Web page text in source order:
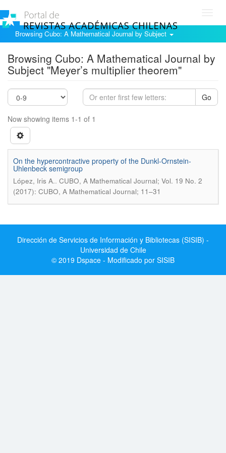
Browsing Cubo: A Mathematical Journal by Subject
Browsing Cubo: A Mathematical Journal by
Subject "Meyer’s multiplier theorem"
Go
Now showing items 1-1 of 1
On the hypercontractive property of the Dunkl-Ornstein-
Uhlenbeck semigroup
López, Iris A.. CUBO, A Mathematical Journal; Vol. 19 No. 2
(2017): CUBO, A Mathematical Journal; 11–31
Dirección de Servicios de Información y Bibliotecas (SISIB) -
Universidad de Chile
© 2019 Dspace - Modificado por SISIB